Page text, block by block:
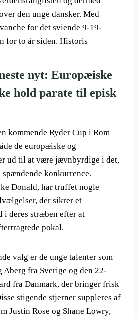
den unge dansker. Med
for det sviende 9-19-
for to år siden. Historis
nyt: Europæiske
hold parate til episk
kommende Ryder Cup i Rom
de europæiske og
ud til at være jævnbyrdige i det,
konkurrence.
Donald, har truffet nogle
der sikrer et
i deres stræben efter at
pokal.
valg er de unge talenter som
Aberg fra Sverige og den 22-
fra Danmark, der bringer frisk
stigende stjerner suppleres af
Justin Rose og Shane Lowry,